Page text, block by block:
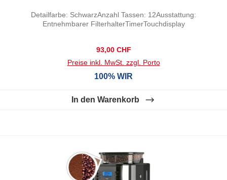
Detailfarbe: SchwarzAnzahl Tassen: 12Ausstattung:
Entnehmbarer FilterhalterTimerTouchdisplay
Regulärer Preis:
93,00 CHF
Preise inkl. MwSt. zzgl. Porto
100% WIR
In den Warenkorb